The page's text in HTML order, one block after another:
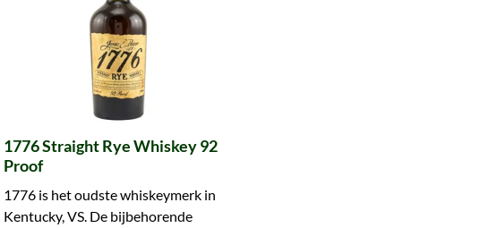
1776 Straight Rye Whiskey 92
Proof
1776 is het oudste whiskeymerk in
Kentucky, VS. De bijbehorende